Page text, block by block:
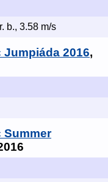
b., 3.58 m/s
2016,
Summer